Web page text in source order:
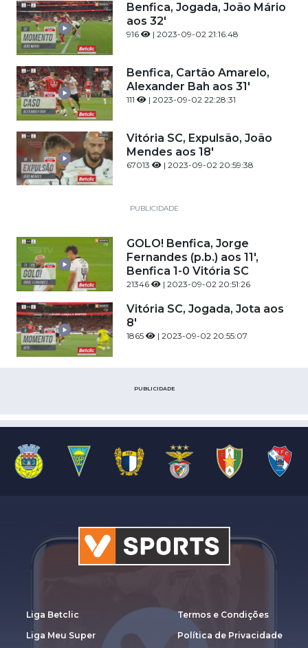
Benfica, Jogada, João Mário
aos 32'
916 | 2023-09-02 21:16:48
Benfica, Cartão Amarelo,
Alexander Bah aos 31'
111 | 2023-09-02 22:28:31
Vitória SC, Expulsão, João
Mendes aos 18'
67013 | 2023-09-02 20:59:38
PUBLICIDADE
GOLO! Benfica, Jorge
Fernandes (p.b.) aos 11',
Benfica 1-0 Vitória SC
21346 | 2023-09-02 20:51:26
Vitória SC, Jogada, Jota aos
8'
1865 | 2023-09-02 20:55:07
PUBLICIDADE
Liga Betclic
Liga Meu Super
Termos e Condições
Política de Privacidade